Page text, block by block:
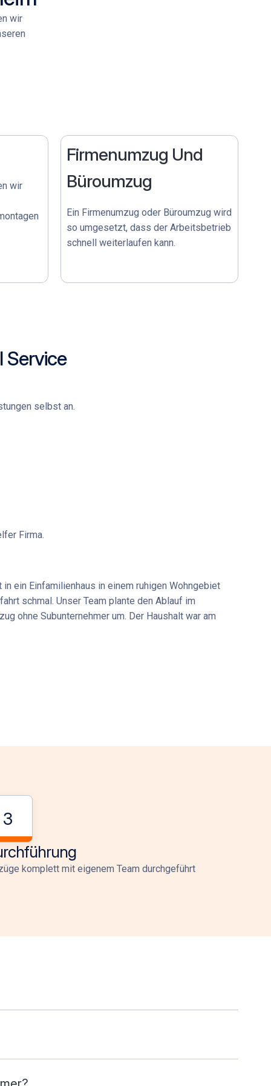
wir
wir
Firmenumzug Und
Büroumzug
Ein Firmenumzug oder Büroumzug wird
so umgesetzt, dass der Arbeitsbetrieb
schnell weiterlaufen kann.
Service
selbst an.
Firma.
ein Einfamilienhaus in einem ruhigen Wohngebiet
schmal. Unser Team plante den Ablauf im
ohne Subunternehmer um. Der Haushalt war am
3
komplett mit eigenem Team durchgeführt